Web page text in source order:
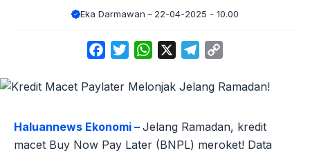
Eka Darmawan 22-04-2025 - 10.00
FacebookTwitterWhatsApp Telegram
Haluannews Ekonomi – Jelang Ramadan, kredit
macet Buy Now Pay Later (BNPL) meroket! Data